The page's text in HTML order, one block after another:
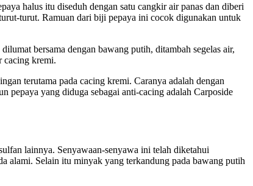
halus itu diseduh dengan satu cangkir air panas dan diberi
turut. Ramuan dari biji pepaya ini cocok digunakan untuk
bersama dengan bawang putih, ditambah segelas air,
cacing kremi.
terutama pada cacing kremi. Caranya adalah dengan
pepaya yang diduga sebagai anti-cacing adalah Carposide
lainnya. Senyawaan-senyawa ini telah diketahui
alami. Selain itu minyak yang terkandung pada bawang putih